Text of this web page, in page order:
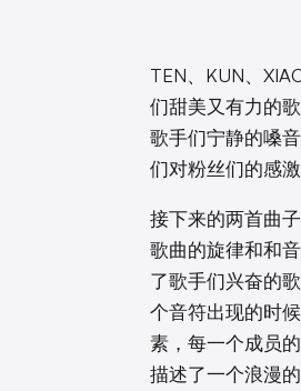
TEN、KUN、
们甜美又有力的
歌手们宁静的嗓
们对粉丝们的感激
接下来的两首曲
歌曲的旋律和和
了歌手们兴奋的
个音符出现的时
素，每一个成员
描述了一个浪漫